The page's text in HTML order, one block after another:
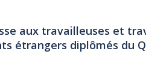
aux travailleuses et
étrangers diplômés du